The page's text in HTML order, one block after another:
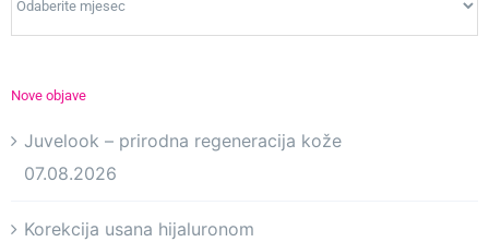
Nove objave
Juvelook – prirodna regeneracija kože
07.08.2026
Korekcija usana hijaluronom